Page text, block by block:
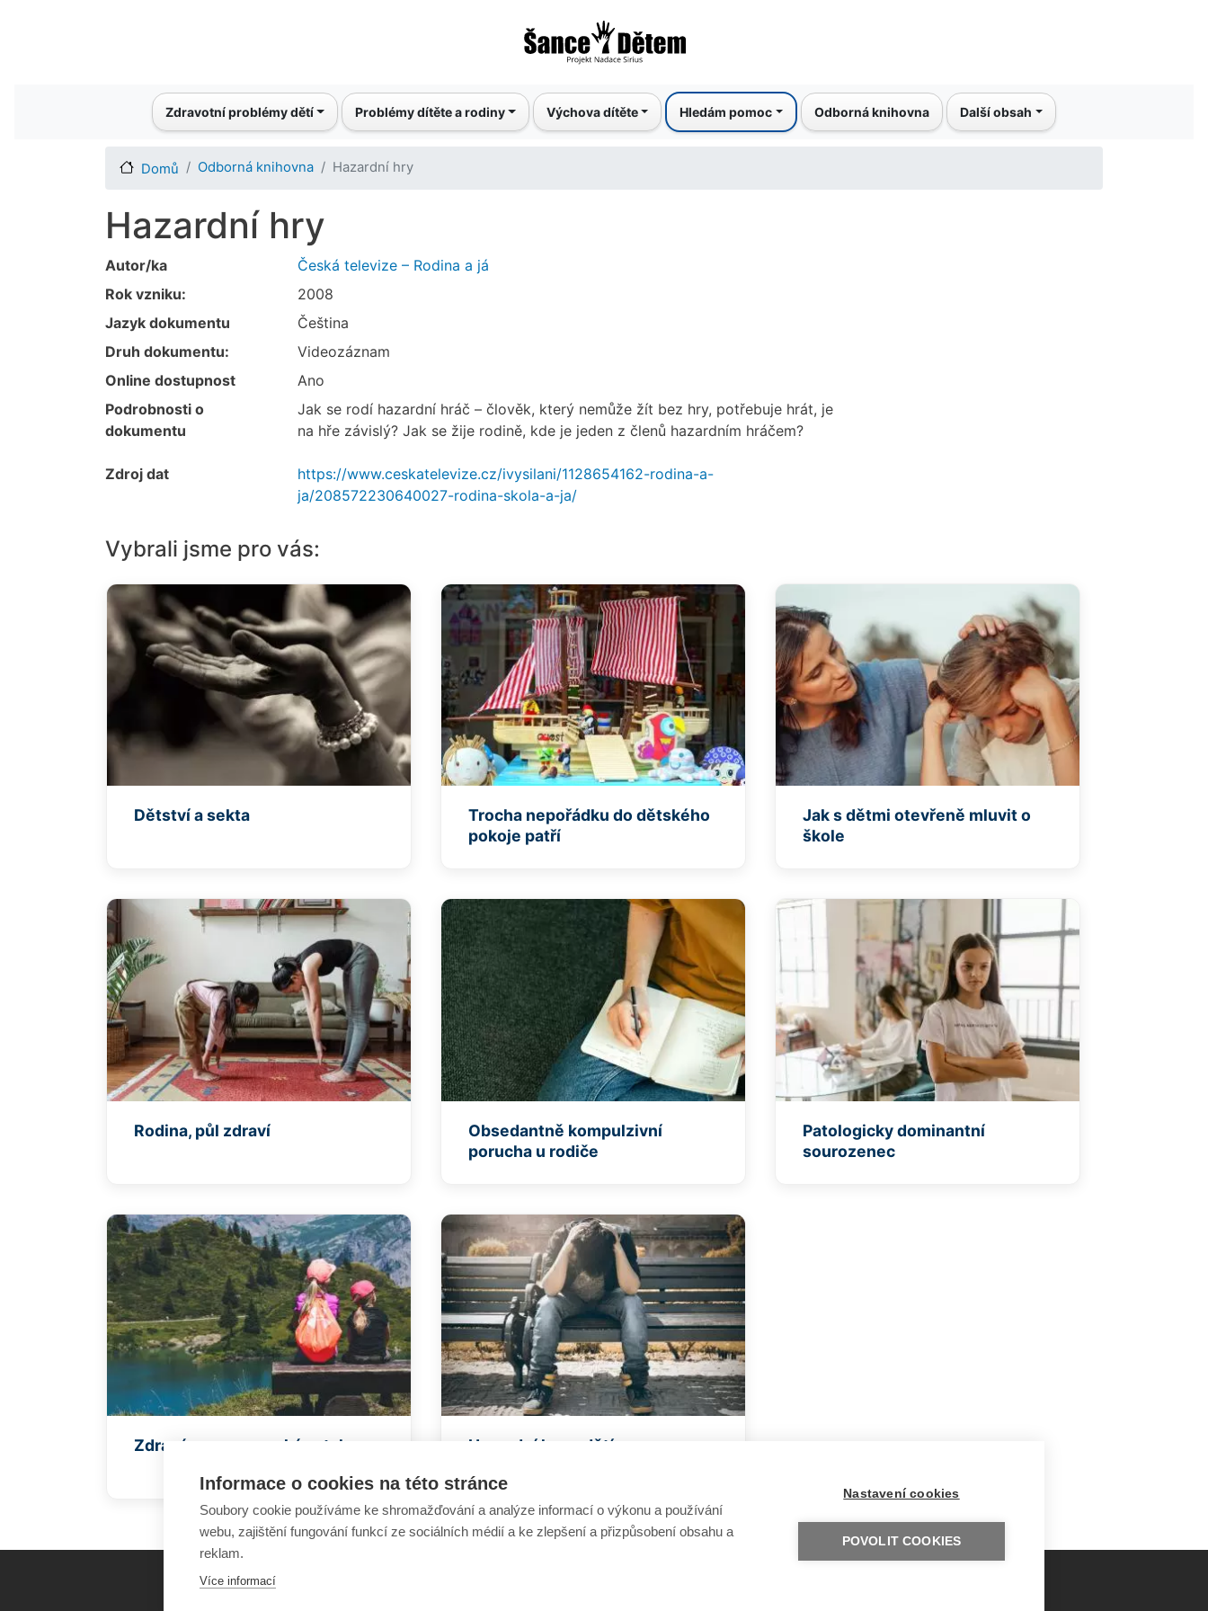
k
hlavnímu
Main navigationZdravotní problémy dětí Problémy dítěte a rodiny Výchova dítěte Hledám pomoc Odborná knihovna Další obsah
Domů Odborná knihovna Hazardní hry
Hazardní hry
Autor/ka
Česká televize – Rodina a já
Rok vzniku:
2008
Jazyk dokumentu
Čeština
Druh dokumentu:
Videozáznam
Online dostupnost
Ano
Podrobnosti o
dokumentu
Jak se rodí hazardní hráč – člověk, který nemůže žít bez hry, potřebuje hrát, je
na hře závislý? Jak se žije rodině, kde je jeden z členů hazardním hráčem?
Zdroj dat
https://www.ceskatelevize.cz/ivysilani/1128654162-rodina-a-
ja/208572230640027-rodina-skola-a-ja/
Vybrali jsme pro vás:
Dětství a sekta
Trocha nepořádku do dětského
pokoje patří
Jak s dětmi otevřeně mluvit o
škole
Rodina, půl zdraví
Obsedantně kompulzivní
porucha u rodiče
Patologicky dominantní
sourozenec
Zdravý sourozenecký vztah
Hazardní hry u dětí a
Informace o cookies na této stránce
Soubory cookie používáme ke shromažďování a analýze informací o výkonu a používání
webu, zajištění fungování funkcí ze sociálních médií a ke zlepšení a přizpůsobení obsahu a
reklam.
Více informací
Nastavení cookies
POVOLIT COOKIES